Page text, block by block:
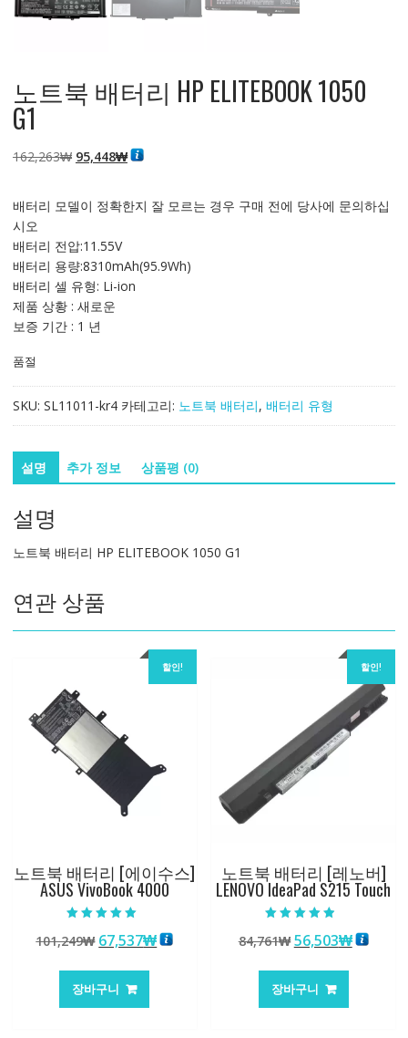
노트북 배터리 HP ELITEBOOK 1050
G1
162,263₩ 원
격:
95,448₩현
격:
배터리 모델이 정확한지 잘 모르는 경우 구매 전에 당사에 문의하십
시오
배터리 전압:11.55V
배터리 용량:8310mAh(95.9Wh)
배터리 셀 유형: Li-ion
제품 상황 : 새로운
보증 기간 : 1 년
품절
SKU: SL11011-kr4 카테고리: 노트북 배터리, 배터리 유형
설명 추가 정보 상품평 (0)
설명
노트북 배터리 HP ELITEBOOK 1050 G1
연관 상품
할인!
노트북 배터리 [에이수스]
ASUS VivoBook 4000
5.00
로 평가됨
101,249₩ 원
가
격:
67,537₩현
장바구니
할인!
노트북 배터리 [레노버]
LENOVO IdeaPad S215 Touch
4.50
로 평가됨
84,761₩ 원
가
격:
56,503₩현
장바구니